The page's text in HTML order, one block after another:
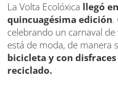
La Volta Ecolóxica llegó
quincuagésima edición.
celebrando un carnaval
está de moda, de manera
bicicleta y con
reciclado.